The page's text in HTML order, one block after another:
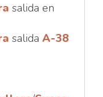
salida en
salida A-38